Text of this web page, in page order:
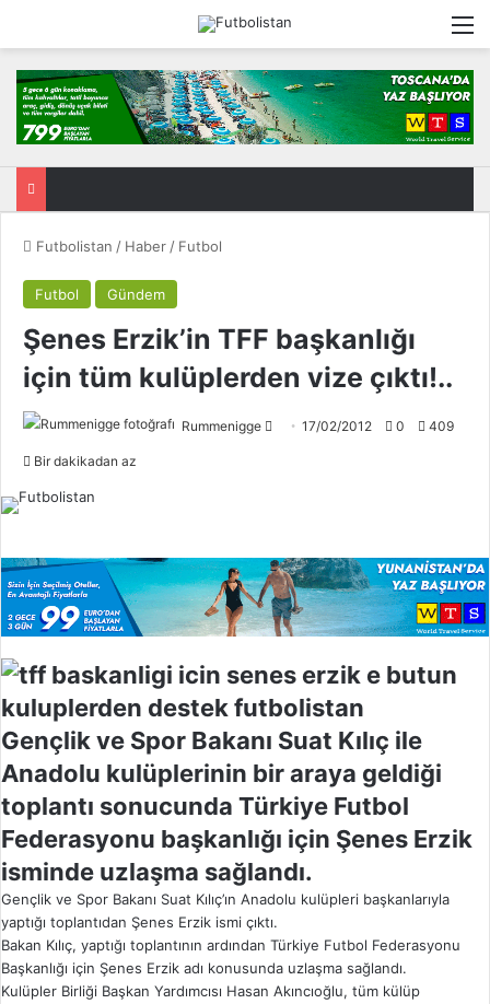
Futbolistan / Haber / Futbol
Futbol Gündem
Şenes Erzik’in TFF başkanlığı
için tüm kulüplerden vize çıktı!..
Rummenigge
w
o
n
X
17/02/2012 0 409
Bir dakikadan az
Gençlik ve Spor Bakanı Suat Kılıç ile
Anadolu kulüplerinin bir araya geldiği
toplantı sonucunda Türkiye Futbol
Federasyonu başkanlığı için Şenes Erzik
isminde uzlaşma sağlandı.
Gençlik ve Spor Bakanı Suat Kılıç’ın Anadolu kulüpleri başkanlarıyla
yaptığı toplantıdan Şenes Erzik ismi çıktı.
Bakan Kılıç, yaptığı toplantının ardından Türkiye Futbol Federasyonu
Başkanlığı için Şenes Erzik adı konusunda uzlaşma sağlandı.
Kulüpler Birliği Başkan Yardımcısı Hasan Akıncıoğlu, tüm külüp